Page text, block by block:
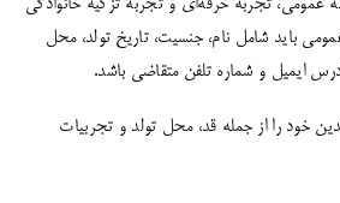
عمومی، تجربه حرفه‌ای و تجربه تزکیه خانوادگی
باید شامل نام، جنسیت، تاریخ تولد، محل
ایمیل و شماره تلفن متقاضی باشد.
خود را از جمله قد، محل تولد و تجربیات